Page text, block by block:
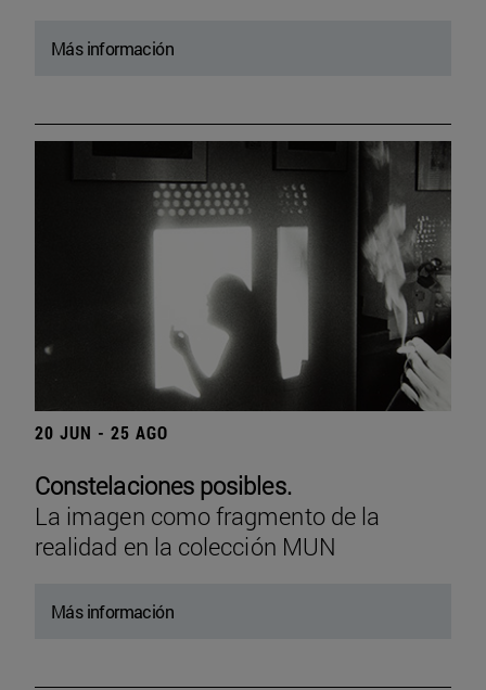
Más información
20 JUN - 25 AGO
Constelaciones posibles.
La imagen como fragmento de la
realidad en la colección MUN
Más información